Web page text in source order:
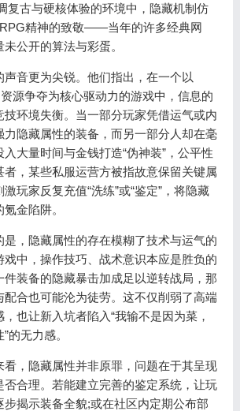
复古与硬核体验的环境中，隐藏机制仿
精神的致敬——当年的许多经典网
公开的算法与彩蛋。
音更为尖锐。他们指出，在一个以
源争夺为核心驱动力的游戏中，信息的
技环境失衡。当一部分玩家凭借运气或内
力隐藏属性的装备，而另一部分人却在毫
大量时间与金钱打造“伪神装”，公平性
者，某些私服运营方被指故意保留关键属
玩家反复充值“洗练”或“鉴定”，将隐藏
金陷阱。
，隐藏属性的存在模糊了技术与运气的
戏中，操作技巧、战术意识本应是胜负的
件装备的隐藏暴击加成足以逆转战局，那
配合也可能沦为徒劳。这不仅削弱了高端
也让新入坑者陷入“我输不是因为菜，
的无力感。
，隐藏属性并非原罪，问题在于其呈现
否合理。若能建立完善的鉴定系统，让玩
步揭示装备全貌;或在社区内定期公布部